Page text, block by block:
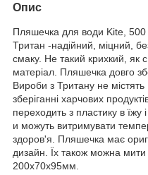
Опис
Пляшечка для води Kite, 500
Тритан -надійний, міцний,
смаку. Не такий крихкий, як
матеріал. Пляшечка довго
Вироби з Тритану не
зберіганні харчових
переходить з пластику в їжу
и можуть витримувати
здоров'я. Пляшечка має
дизайн. Їх також можна
200х70х95мм.